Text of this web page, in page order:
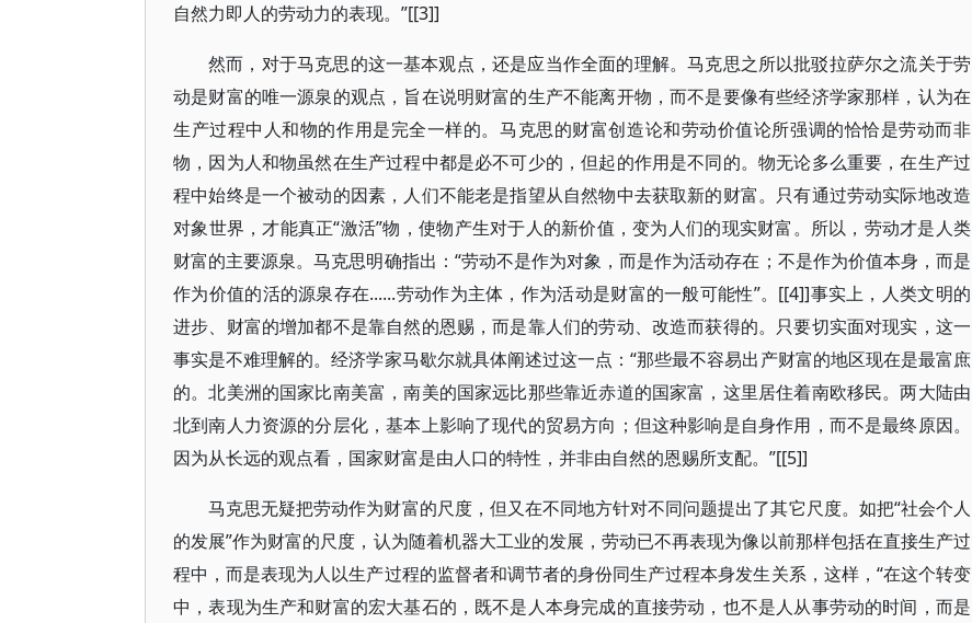
自然力即人的劳动力的表现。”[[3]]
然而，对于马克思的这一基本观点，还是应当作全面的理解。马克思之所以批驳拉萨尔之流关于劳
动是财富的唯一源泉的观点，旨在说明财富的生产不能离开物，而不是要像有些经济学家那样，认为在
生产过程中人和物的作用是完全一样的。马克思的财富创造论和劳动价值论所强调的恰恰是劳动而非
物，因为人和物虽然在生产过程中都是必不可少的，但起的作用是不同的。物无论多么重要，在生产过
程中始终是一个被动的因素，人们不能老是指望从自然物中去获取新的财富。只有通过劳动实际地改造
对象世界，才能真正“激活”物，使物产生对于人的新价值，变为人们的现实财富。所以，劳动才是人类
财富的主要源泉。马克思明确指出：“劳动不是作为对象，而是作为活动存在；不是作为价值本身，而是
作为价值的活的源泉存在......劳动作为主体，作为活动是财富的一般可能性”。[[4]]事实上，人类文明的
进步、财富的增加都不是靠自然的恩赐，而是靠人们的劳动、改造而获得的。只要切实面对现实，这一
事实是不难理解的。经济学家马歇尔就具体阐述过这一点：“那些最不容易出产财富的地区现在是最富庶
的。北美洲的国家比南美富，南美的国家远比那些靠近赤道的国家富，这里居住着南欧移民。两大陆由
北到南人力资源的分层化，基本上影响了现代的贸易方向；但这种影响是自身作用，而不是最终原因。
因为从长远的观点看，国家财富是由人口的特性，并非由自然的恩赐所支配。”[[5]]
马克思无疑把劳动作为财富的尺度，但又在不同地方针对不同问题提出了其它尺度。如把“社会个人
的发展”作为财富的尺度，认为随着机器大工业的发展，劳动已不再表现为像以前那样包括在直接生产过
程中，而是表现为人以生产过程的监督者和调节者的身份同生产过程本身发生关系，这样，“在这个转变
中，表现为生产和财富的宏大基石的，既不是人本身完成的直接劳动，也不是人从事劳动的时间，而是